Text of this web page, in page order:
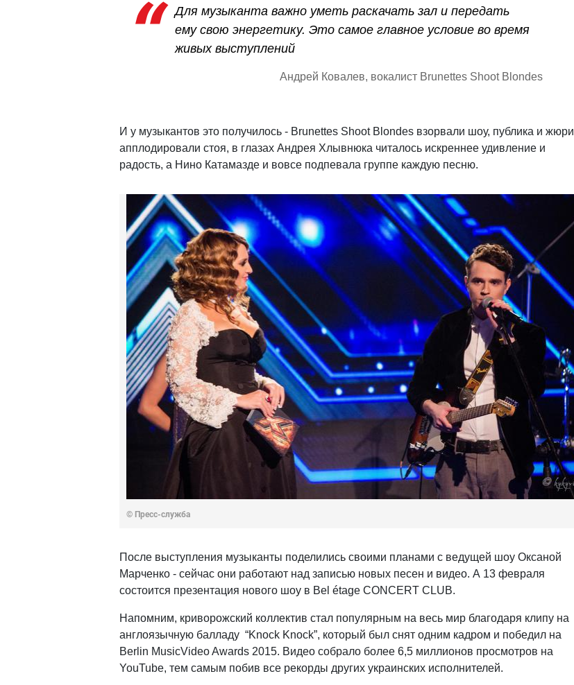
Для музыканта важно уметь раскачать зал и передать
ему свою энергетику. Это самое главное условие во время
живых выступлений
Андрей Ковалев, вокалист Brunettes Shoot Blondes
И у музыкантов это получилось - Brunettes Shoot Blondes взорвали шоу, публика и жюри
апплодировали стоя, в глазах Андрея Хлывнюка читалось искреннее удивление и
радость, а Нино Катамазде и вовсе подпевала группе каждую песню.
© Пресс-служба
После выступления музыканты поделились своими планами с ведущей шоу Оксаной
Марченко - сейчас они работают над записью новых песен и видео. А 13 февраля
состоится презентация нового шоу в Bel étage CONCERT CLUB.
Напомним, криворожский коллектив стал популярным на весь мир благодаря клипу на
англоязычную балладу “Knock Knock”, который был снят одним кадром и победил на
Berlin MusicVideo Awards 2015. Видео собрало более 6,5 миллионов просмотров на
YouTube, тем самым побив все рекорды других украинских исполнителей.